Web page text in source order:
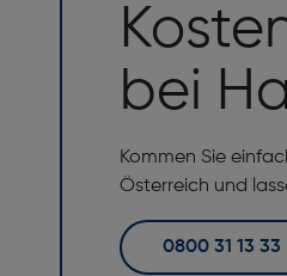
bei
Kommen Sie
Österreich und
0800 31 13 33